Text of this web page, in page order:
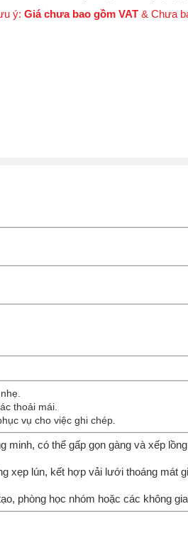
ý:Giá chưa bao gồm VAT & Chưa
thoải mái.
vụ cho việc ghi chép.
minh, có thể gấp gọn gàng và xếp
xẹp lún, kết hợp vải lưới thoáng mát
phòng học nhóm hoặc các không